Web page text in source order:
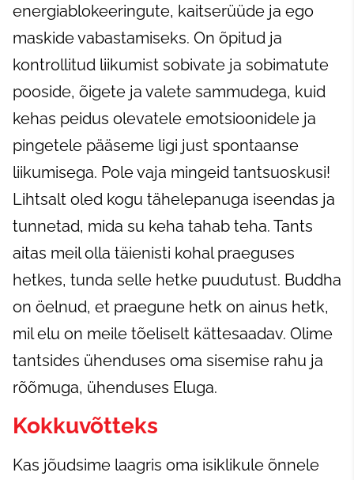
energiablokeeringute, kaitserüüde ja ego
maskide vabastamiseks. On õpitud ja
kontrollitud liikumist sobivate ja sobimatute
pooside, õigete ja valete sammudega, kuid
kehas peidus olevatele emotsioonidele ja
pingetele pääseme ligi just spontaanse
liikumisega. Pole vaja mingeid tantsuoskusi!
Lihtsalt oled kogu tähelepanuga iseendas ja
tunnetad, mida su keha tahab teha. Tants
aitas meil olla täienisti kohal praeguses
hetkes, tunda selle hetke puudutust. Buddha
on öelnud, et praegune hetk on ainus hetk,
mil elu on meile tõeliselt kättesaadav. Olime
tantsides ühenduses oma sisemise rahu ja
rõõmuga, ühenduses Eluga.
Kokkuvõtteks
Kas jõudsime laagris oma isiklikule õnnele